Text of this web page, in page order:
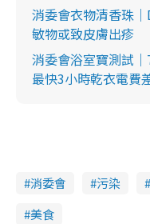
消委會衣物清香珠
敏物或致皮膚出疹
消委會浴室寶測試
最快3小時乾衣電費
消委會 污染
美食